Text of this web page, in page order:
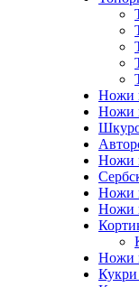
Ножи
Ножи
Ножи
Ножи
Ножи
Ножи